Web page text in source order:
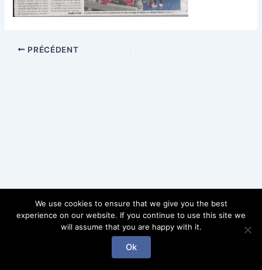
PRÉCÉDENT
Copyright © 2026 Gab l'enchanteur | Powered by Gab
We use cookies to ensure that we give you the best
experience on our website. If you continue to use this site we
will assume that you are happy with it.
Ok